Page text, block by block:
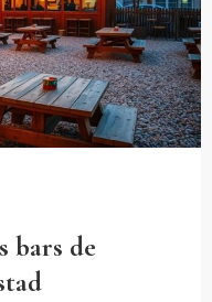
bars de